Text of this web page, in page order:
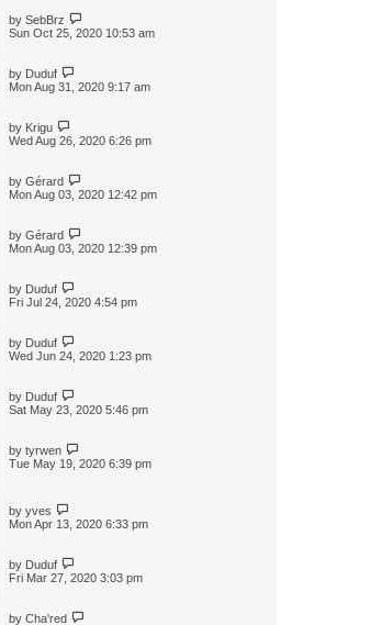
by SebBrz
Sun Oct 25, 2020 10:53 am
by Duduf
Mon Aug 31, 2020 9:17 am
by Krigu
Wed Aug 26, 2020 6:26 pm
by Gérard
Mon Aug 03, 2020 12:42 pm
by Gérard
Mon Aug 03, 2020 12:39 pm
by Duduf
Fri Jul 24, 2020 4:54 pm
by Duduf
Wed Jun 24, 2020 1:23 pm
by Duduf
Sat May 23, 2020 5:46 pm
by tyrwen
Tue May 19, 2020 6:39 pm
by yves
Mon Apr 13, 2020 6:33 pm
by Duduf
Fri Mar 27, 2020 3:03 pm
by Cha'red